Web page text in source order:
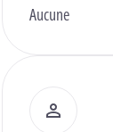
Aucune